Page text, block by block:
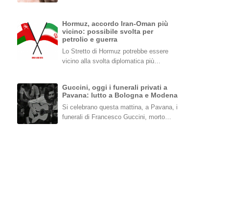
Hormuz, accordo Iran-Oman più
vicino: possibile svolta per
petrolio e guerra
Lo Stretto di Hormuz potrebbe essere
vicino alla svolta diplomatica più…
Guccini, oggi i funerali privati a
Pavana: lutto a Bologna e Modena
Si celebrano questa mattina, a Pavana, i
funerali di Francesco Guccini, morto…